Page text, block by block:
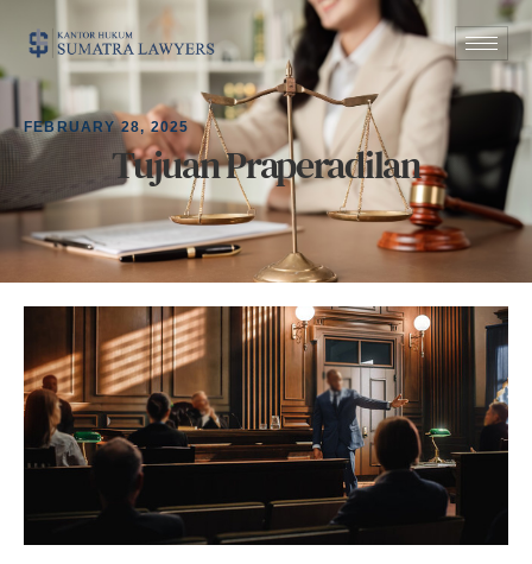
Tujuan Praperadilan
FEBRUARY 28, 2025